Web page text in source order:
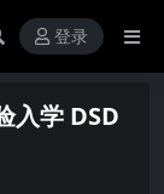
登录
入学 DSD